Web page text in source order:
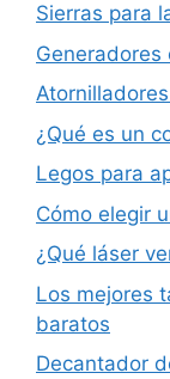
Sierras para
¿Qué es un
Legos para
Cómo elegir
¿Qué láser
Los mejores
baratos
Decantador